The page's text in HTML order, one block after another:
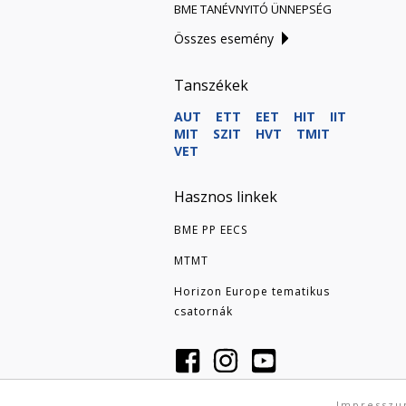
BME TANÉVNYITÓ ÜNNEPSÉG
Összes esemény
Tanszékek
AUT ETT EET HIT
IIT
MIT
SZIT HVT
TMIT
VET
Hasznos linkek
BME PP EECS
MTMT
Horizon Europe tematikus
csatornák